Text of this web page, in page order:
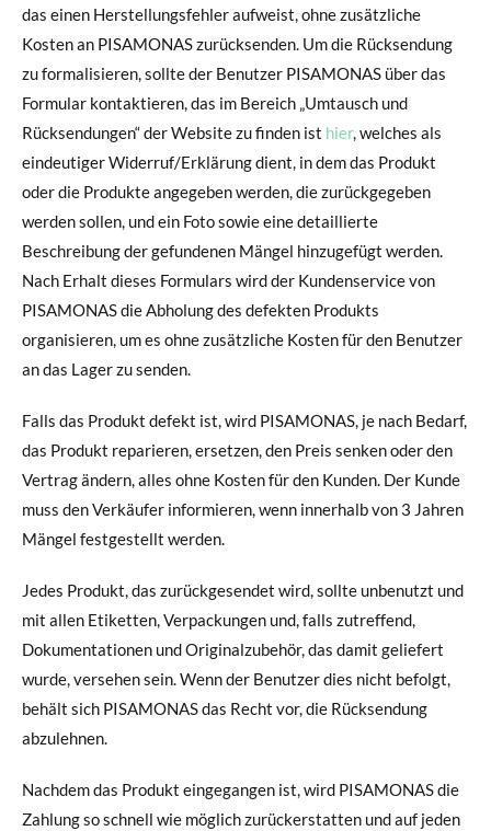
das einen Herstellungsfehler aufweist, ohne zusätzliche
Kosten an PISAMONAS zurücksenden. Um die Rücksendung
zu formalisieren, sollte der Benutzer PISAMONAS über das
Formular kontaktieren, das im Bereich „Umtausch und
Rücksendungen“ der Website zu finden ist hier, welches als
eindeutiger Widerruf/Erklärung dient, in dem das Produkt
oder die Produkte angegeben werden, die zurückgegeben
werden sollen, und ein Foto sowie eine detaillierte
Beschreibung der gefundenen Mängel hinzugefügt werden.
Nach Erhalt dieses Formulars wird der Kundenservice von
PISAMONAS die Abholung des defekten Produkts
organisieren, um es ohne zusätzliche Kosten für den Benutzer
an das Lager zu senden.
Falls das Produkt defekt ist, wird PISAMONAS, je nach Bedarf,
das Produkt reparieren, ersetzen, den Preis senken oder den
Vertrag ändern, alles ohne Kosten für den Kunden. Der Kunde
muss den Verkäufer informieren, wenn innerhalb von 3 Jahren
Mängel festgestellt werden.
Jedes Produkt, das zurückgesendet wird, sollte unbenutzt und
mit allen Etiketten, Verpackungen und, falls zutreffend,
Dokumentationen und Originalzubehör, das damit geliefert
wurde, versehen sein. Wenn der Benutzer dies nicht befolgt,
behält sich PISAMONAS das Recht vor, die Rücksendung
abzulehnen.
Nachdem das Produkt eingegangen ist, wird PISAMONAS die
Zahlung so schnell wie möglich zurückerstatten und auf jeden